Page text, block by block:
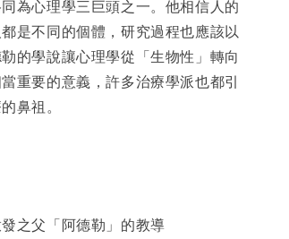
為心理學三巨頭之一。他相信人的
是不同的個體，研究過程也應該以
的學說讓心理學從「生物性」轉向
重要的意義，許多治療學派也都引
鼻祖。
之父「阿德勒」的教導